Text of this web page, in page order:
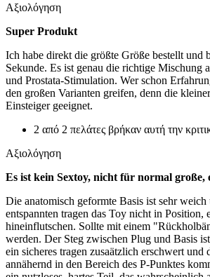
Αξιολόγηση
Super Produkt
Ich habe direkt die größte Größe bestellt und
Sekunde. Es ist genau die richtige Mischung
und Prostata-Stimulation. Wer schon
den großen Varianten greifen, denn die
Einsteiger geeignet.
2 από 2 πελάτες βρήκαν αυτή την
Αξιολόγηση
Es ist kein Sextoy, nicht für normal große,
Die anatomisch geformte Basis ist sehr
entspannten tragen das Toy nicht in Position,
hineinflutschen. Sollte mit einem
werden. Der Steg zwischen Plug und Basis
ein sicheres tragen zusaätzlich erschwert und
annähernd in den Bereich des P-Punktes